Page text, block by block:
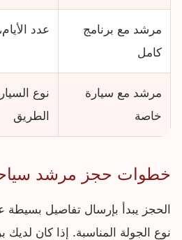
مرشد مع برنامج
كامل
عدد
مرشد مع سيارة
خاصة
نوع
الطريق
خطوات حجز مرشد سياحي
الحجز يبدأ بإرسال تفاصيل بسيطة
نوع الجولة المناسبة. إذا كان لديك